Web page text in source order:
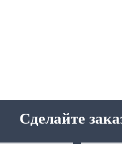
Сделайте